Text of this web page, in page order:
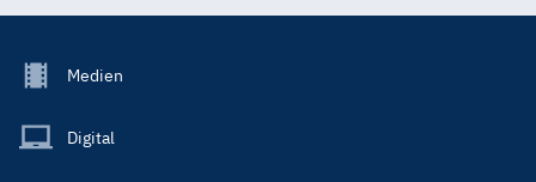
Footer
Main
Medien
Digital